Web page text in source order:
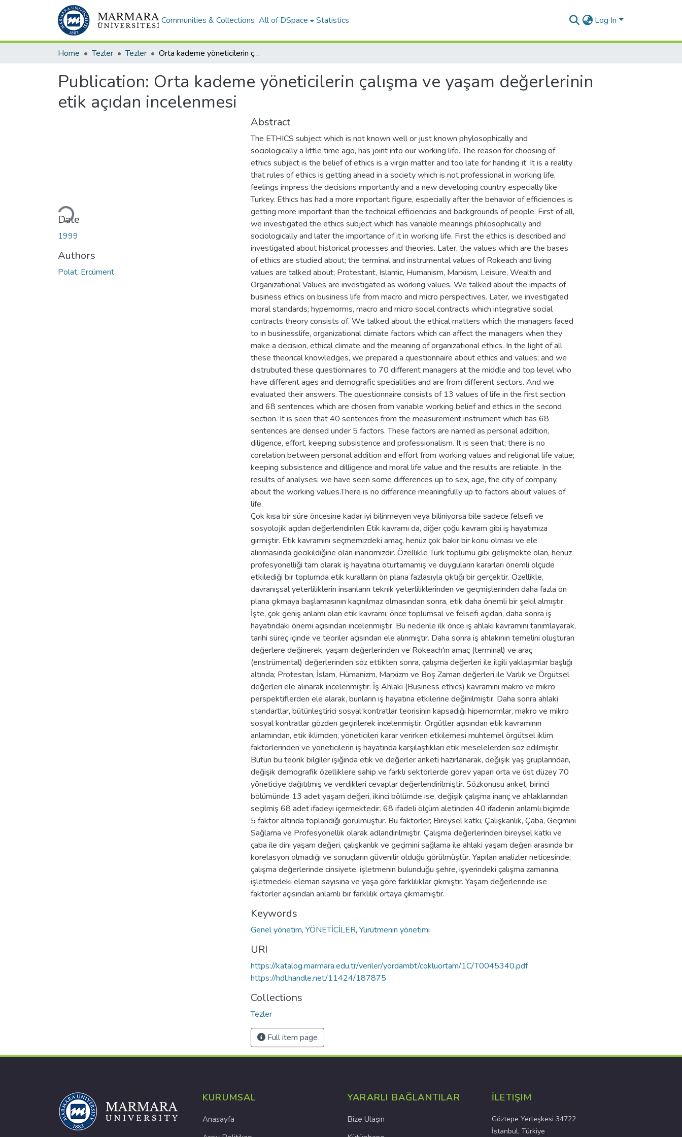
Communities & Collections All of DSpace Statistics Log In
Home Tezler Tezler Orta kademe yöneticilerin çalışma ve yaşam değerlerinin etik açıdan incelenmesi
Publication: Orta kademe yöneticilerin çalışma ve yaşam değerlerinin
etik açıdan incelenmesi
Loading...
Date
1999
Authors
Polat, Ercüment
Abstract
The ETHICS subject which is not known well or just known phylosophically and
sociologically a little time ago, has joint into our working life. The reason for choosing of
ethics subject is the belief of ethics is a virgin matter and too late for handing it. It is a reality
that rules of ethics is getting ahead in a society which is not professional in working life,
feelings impress the decisions ımportantly and a new developing country especially like
Turkey. Ethics has had a more ımportant figure, especially after the behavior of efficiencies is
getting more important than the technical efficiencies and backgrounds of people. Fırst of all,
we investigated the ethics subject which has variable meanings philosophically and
sociologically and later the importance of it in working life. First the ethics is described and
investigated about historical processes and theories. Later, the values which are the bases
of ethics are studied about; the terminal and instrumental values of Rokeach and living
values are talked about; Protestant, Islamic, Humanism, Marxism, Leisure, Wealth and
Organizational Values are investigated as working values. We talked about the impacts of
business ethics on business life from macro and micro perspectives. Later, we investigated
moral standards; hypernorms, macro and micro social contracts which integrative social
contracts theory consists of. We talked about the ethical matters which the managers faced
to in businesslife, organizational climate factors which can affect the managers when they
make a decision, ethical climate and the meaning of organizational ethics. In the light of all
these theorical knowledges, we prepared a questionnaire about ethics and values; and we
distrubuted these questionnaires to 70 different managers at the middle and top level who
have different ages and demografic specialities and are from different sectors. And we
evaluated their answers. The questionnaire consists of 13 values of life in the first section
and 68 sentences which are chosen from variable working belief and ethics in the second
section. It is seen that 40 sentences from the measurement instrument which has 68
sentences are densed under 5 factors. These factors are named as personal addition,
diligence, effort, keeping subsistence and professionalism. It is seen that; there is no
corelation between personal addition and effort from working values and religional life value;
keeping subsistence and dilligence and moral life value and the results are reliable. In the
results of analyses; we have seen some differences up to sex, age, the city of company,
about the working values.There is no difference meaningfully up to factors about values of
life.
Çok kısa bir süre öncesine kadar iyi bilinmeyen veya biliniyorsa bile sadece felsefi ve
sosyolojik açıdan değerlendirilen Etik kavramı da, diğer çoğu kavram gibi iş hayatımıza
girmiştir. Etik kavramını seçmemizdeki amaç, henüz çok bakir bir konu olması ve ele
alınmasında gecikildiğine olan inancımızdır. Özellikle Türk toplumu gibi gelişmekte olan, henüz
profesyonelliği tam olarak iş hayatına oturtamamış ve duyguların kararları önemli ölçüde
etkilediği bir toplumda etik kuralların ön plana fazlasıyla çıktığı bir gerçektir. Özellikle,
davranışsal yeterliliklerin insanların teknik yeterliliklerinden ve geçmişlerinden daha fazla ön
plana çıkmaya başlamasının kaçınılmaz olmasından sonra, etik daha önemli bir şekil almıştır.
İşte, çok geniş anlamı olan etik kavramı, önce toplumsal ve felsefi açıdan, daha sonra iş
hayatındaki önemi açısından incelenmiştir. Bu nedenle ilk önce iş ahlakı kavramını tanımlayarak,
tarihi süreç içinde ve teoriler açısından ele alınmıştır. Daha sonra iş ahlakının temelini oluşturan
değerlere değinerek, yaşam değerlerinden ve Rokeach'ın amaç (terminal) ve araç
(enstrümental) değerlerinden söz ettikten sonra, çalışma değerleri ile ilgili yaklaşımlar başlığı
altında; Protestan, İslam, Hümanizm, Marxizm ve Boş Zaman değerleri ile Varlık ve Örgütsel
değerleri ele alınarak incelenmiştir. İş Ahlakı (Business ethics) kavramını makro ve mikro
perspektiflerden ele alarak, bunların iş hayatına etkilerine değinilmiştir. Daha sonra ahlaki
standartlar, bütünleştirici sosyal kontratlar teorisinin kapsadığı hipernormlar, makro ve mikro
sosyal kontratlar gözden geçirilerek incelenmiştir. Örgütler açısından etik kavramının
anlamından, etik iklimden, yöneticileri karar verirken etkilemesi muhtemel örgütsel iklim
faktörlerinden ve yöneticilerin iş hayatında karşılaştıkları etik meselelerden söz edilmiştir.
Bütün bu teorik bilgiler ışığında etik ve değerler anketi hazırlanarak, değişik yaş gruplarından,
değişik demografik özelliklere sahip ve farklı sektörlerde görev yapan orta ve üst düzey 70
yöneticiye dağıtılmış ve verdikleri cevaplar değerlendirilmiştir. Sözkonusu anket, birinci
bölümünde 13 adet yaşam değeri, ikinci bölümde ise, değişik çalışma inanç ve ahlaklarından
seçilmiş 68 adet ifadeyi içermektedir. 68 ifadeli ölçüm aletinden 40 ifadenin anlamlı biçimde
5 faktör altında toplandığı görülmüştür. Bu faktörler; Bireysel katkı, Çalışkanlık, Çaba, Geçimini
Sağlama ve Profesyonellik olarak adlandırılmıştır. Çalışma değerlerinden bireysel katkı ve
çaba ile dini yaşam değeri, çalışkanlık ve geçimini sağlama ile ahlaki yaşam değeri arasında bir
korelasyon olmadığı ve sonuçların güvenilir olduğu görülmüştür. Yapılan analizler neticesinde;
çalışma değerlerinde cinsiyete, işletmenin bulunduğu şehre, işyerindeki çalışma zamanına,
işletmedeki eleman sayısına ve yaşa göre farklılıklar çıkmıştır. Yaşam değerlerinde ise
faktörler açısından anlamlı bir farklılık ortaya çıkmamıştır.
Keywords
Genel yönetim, YÖNETİCİLER, Yürütmenin yönetimi
URI
https://katalog.marmara.edu.tr/veriler/yordambt/cokluortam/1C/T0045340.pdf
https://hdl.handle.net/11424/187875
Collections
Tezler
Full item page
KURUMSAL
Anasayfa
YARARLI BAĞLANTILAR
Bize Ulaşın
İLETIŞIM
Göztepe Yerleşkesi 34722
İstanbul, Türkiye